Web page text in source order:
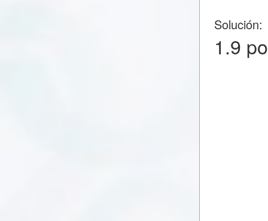
Solución:
1.9